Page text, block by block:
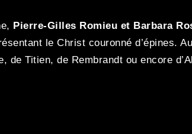
Pierre-Gilles Romieu et Barbara
le Christ couronné d’épines.
de Titien, de Rembrandt ou encore